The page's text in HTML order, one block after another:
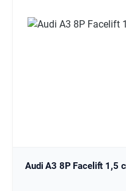
Audi A3 8P Facelift 1,5